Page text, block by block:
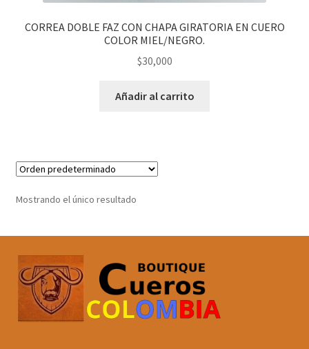
CORREA DOBLE FAZ CON CHAPA GIRATORIA EN CUERO
COLOR MIEL/NEGRO.
$30,000
Añadir al carrito
Mostrando el único resultado